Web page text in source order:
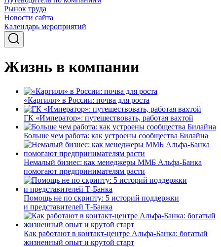
Рынок труда
Новости сайта
Календарь мероприятий
Жизнь в компании
«Каргилл» в России: почва для роста
ГК «Император»: путешествовать, работая вахтой
Больше чем работа: как устроены сообщества Билайна
Немалый бизнес: как менеджеры ММБ Альфа-Банка
помогают предпринимателям расти
Помощь не по скрипту: 5 историй поддержки
и представителей Т-Банка
Как работают в контакт-центре Альфа-Банка: богатый
жизненный опыт и крутой старт